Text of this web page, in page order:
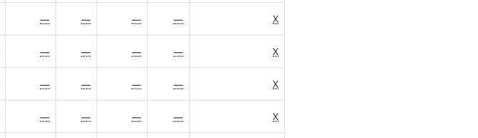
— — — — X
— — — — X
— — — — X
— — — — X